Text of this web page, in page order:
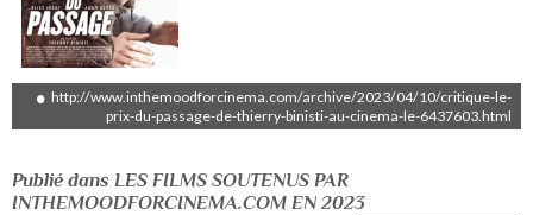
http://www.inthemoodforcinema.com/archive/2023/04/10/critique-le-
prix-du-passage-de-thierry-binisti-au-cinema-le-6437603.html
Publié dans LES FILMS SOUTENUS PAR
INTHEMOODFORCINEMA.COM EN 2023